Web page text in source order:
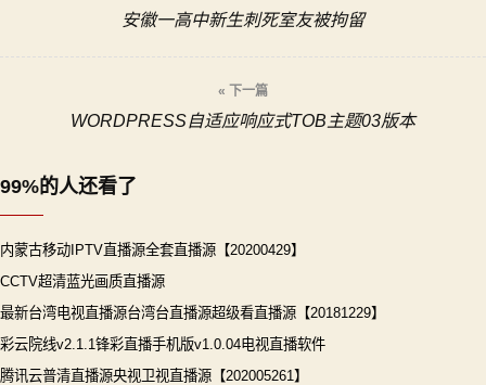
安徽一高中新生刺死室友被拘留
« 下一篇
WORDPRESS自适应响应式TOB主题03版本
99%的人还看了
内蒙古移动IPTV直播源全套直播源【20200429】
CCTV超清蓝光画质直播源
最新台湾电视直播源台湾台直播源超级看直播源【20181229】
彩云院线v2.1.1锋彩直播手机版v1.0.04电视直播软件
腾讯云普清直播源央视卫视直播源【202005261】